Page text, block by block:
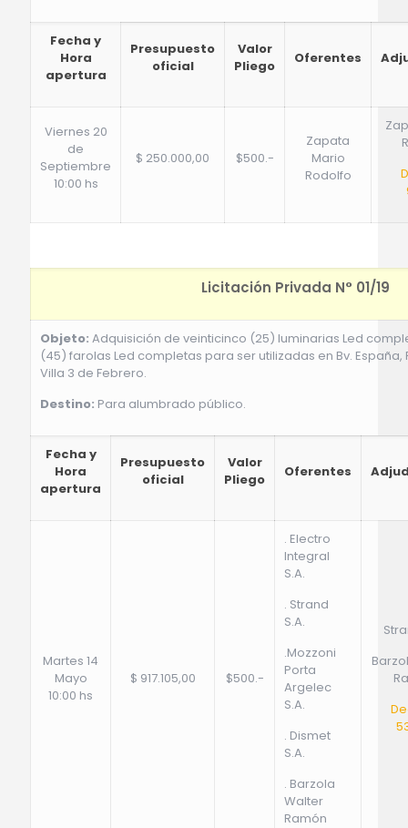
Fecha y
Hora
apertura
Presupuesto
oficial
Valor
Pliego
Oferentes
Viernes 20
de
Septiembre
10:00 hs
$ 250.000,00 $500.-
Zapata
Mario
Rodolfo
Licitación Privada N° 01/19
Objeto: Adquisición de veinticinco (25) luminarias Led
(45) farolas Led completas para ser utilizadas en Bv.
Villa 3 de Febrero.
Destino: Para alumbrado público.
Fecha y
Hora
apertura
Presupuesto
oficial
Valor
Pliego
Oferentes
Martes 14
Mayo
10:00 hs
$ 917.105,00 $500.-
. Electro
Integral
S.A.
. Strand
S.A.
.Mozzoni
Porta
Argelec
S.A.
. Dismet
S.A.
. Barzola
Walter
Ramón